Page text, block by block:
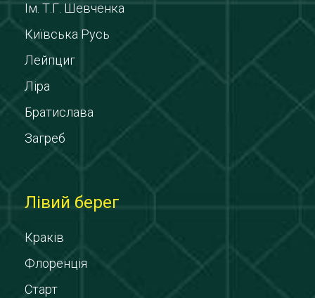
Ім. Т.Г. Шевченка
Київська Русь
Лейпциг
Ліра
Братислава
Загреб
Лівий берег
Краків
Флоренція
Старт